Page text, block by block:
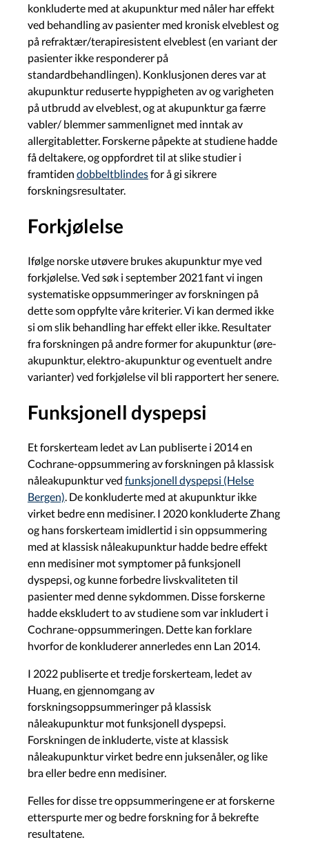
konkluderte med at akupunktur med nåler har effekt
ved behandling av pasienter med kronisk elveblest og
på refraktær/terapiresistent elveblest (en variant der
pasienter ikke responderer på
standardbehandlingen). Konklusjonen deres var at
akupunktur reduserte hyppigheten av og varigheten
på utbrudd av elveblest, og at akupunktur ga færre
vabler/ blemmersammenlignet med inntak av
allergitabletter. Forskerne påpekte at studiene hadde
få deltakere, og oppfordret til at slike studier i
framtiden dobbeltblindesfor å gi sikrere
forskningsresultater.
Forkjølelse
Ifølge norske utøvere brukes akupunktur mye ved
forkjølelse. Ved søk i september 2021 fant vi ingen
systematiske oppsummeringer av forskningen på
dette som oppfylte våre kriterier. Vi kan dermed ikke
si om slik behandling har effekt eller ikke. Resultater
fra forskningen på andre former for akupunktur (øre-
akupunktur, elektro-akupunktur og eventuelt andre
varianter) ved forkjølelse vil bli rapportert her senere.
Funksjonell dyspepsi
Et forskerteam ledet av Lan publiserte i 2014 en
Cochrane-oppsummering av forskningen på klassisk
nåleakupunktur ved funksjonell dyspepsi (Helse
Bergen) . De konkluderte med at akupunktur ikke
virket bedre enn medisiner. I 2020 konkluderte Zhang
og hans forskerteam imidlertid i sin oppsummering
med at klassisk nåleakupunktur hadde bedre effekt
enn medisiner mot symptomer på funksjonell
dyspepsi, og kunne forbedre livskvaliteten til
pasienter med denne sykdommen. Disse forskerne
hadde ekskludert to av studiene som var inkludert i
Cochrane-oppsummeringen. Dette kan forklare
hvorfor de konkluderer annerledes enn Lan 2014.
I 2022 publiserte et tredje forskerteam, ledet av
Huang, en gjennomgang av
forskningsoppsummeringer på klassisk
nåleakupunktur mot funksjonell dyspepsi.
Forskningen de inkluderte, viste at klassisk
nåleakupunktur virket bedre enn juksenåler, og like
bra eller bedre enn medisiner.
Felles for disse tre oppsummeringene er at forskerne
etterspurte mer og bedre forskning for å bekrefte
resultatene.